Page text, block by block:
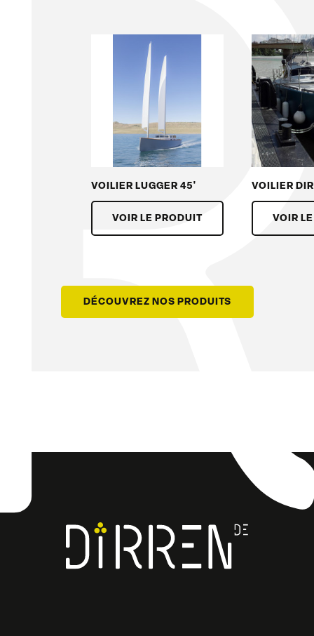
VOILIER LUGGER 45'
VOIR LE PRODUIT
VOILIER
VOIR
DÉCOUVREZ NOS PRODUITS